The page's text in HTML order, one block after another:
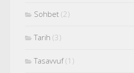
Sohbet (2)
Tarih (3)
Tasavvuf(1)